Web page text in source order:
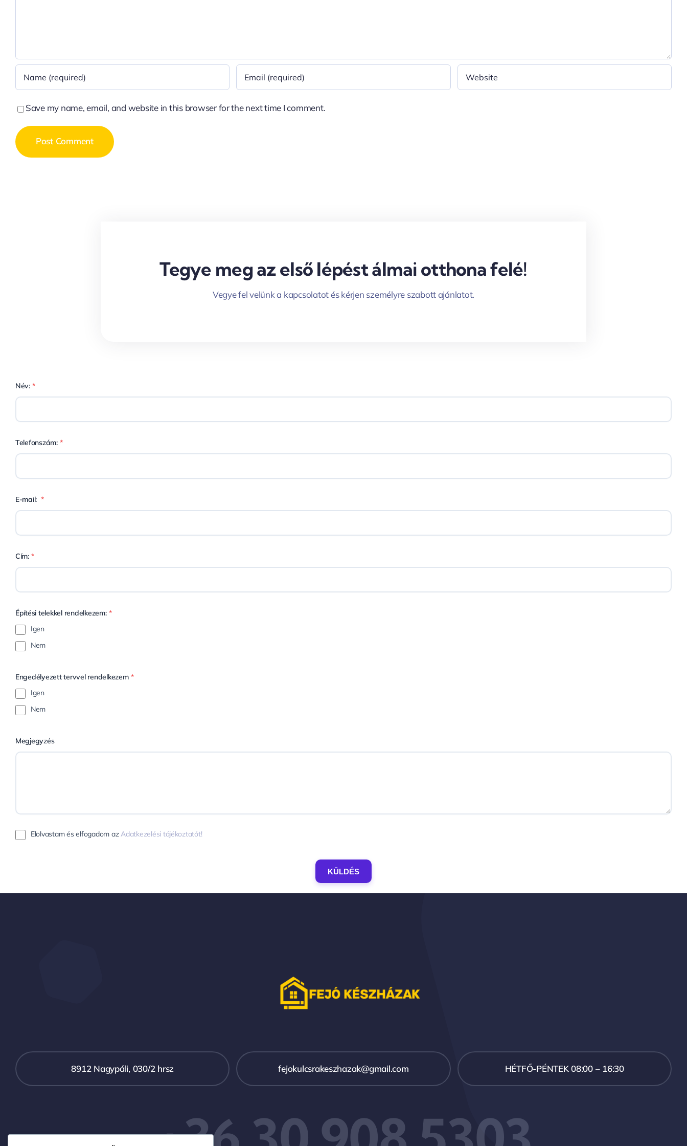
Save my name, email, and website in this browser for the next time I comment.
Tegye meg az első lépést álmai otthona felé!
Vegye fel velünk a kapcsolatot és kérjen személyre szabott ajánlatot.
Név: *
Telefonszám: *
E-mail: *
Cím: *
Építési telekkel rendelkezem: *
Igen
Nem
Engedélyezett tervvel rendelkezem *
Igen
Nem
Megjegyzés
Elolvastam és elfogadom azAdatkezelési tájékoztatót!
KÜLDÉS
8912 Nagypáli, 030/2 hrsz fejokulcsrakeszhazak@gmail.com HÉTFŐ-PÉNTEK 08:00 – 16:30